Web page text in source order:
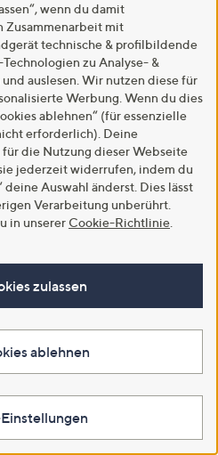
von
5
In den Warenkorb
figurbetont
€ 39,99
In den Warenkorb
wenn du damit
Zusammenarbeit mit
technische & profilbildende
zu Analyse- &
auslesen. Wir nutzen diese für
Werbung. Wenn du dies
ablehnen“ (für essenzielle
erforderlich). Deine
die Nutzung dieser Webseite
jederzeit widerrufen, indem du
Auswahl änderst. Dies lässt
Verarbeitung unberührt.
in unserer Cookie-Richtlinie
zulassen
ablehnen